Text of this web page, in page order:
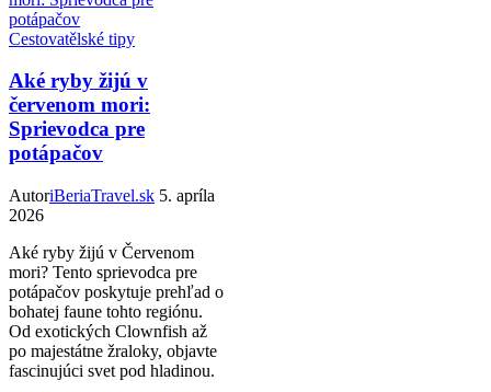
Cestovatělské tipy
Aké ryby žijú v
červenom mori:
Sprievodca pre
potápačov
AutoriBeriaTravel.sk 5. apríla
2026
Aké ryby žijú v Červenom
mori? Tento sprievodca pre
potápačov poskytuje prehľad o
bohatej faune tohto regiónu.
Od exotických Clownfish až
po majestátne žraloky, objavte
fascinujúci svet pod hladinou.